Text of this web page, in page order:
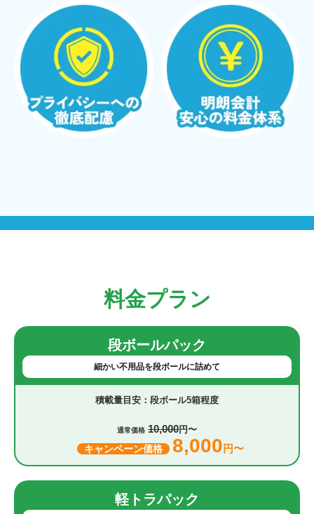
料金プラン
段ボールパック
細かい不用品を段ボールに詰めて
段ボール5箱程度
通常価格 10,000円〜
キャンペーン価格 8,000 円〜
軽トラパック